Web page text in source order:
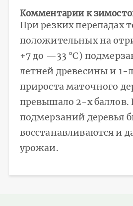
Комментарии к
При резких перепадах
положительных на
+7 до —33 °C)
летней древесины и 1-
прироста маточного
превышало 2-х баллов.
подмерзаний деревья
восстанавливаются и
урожаи.